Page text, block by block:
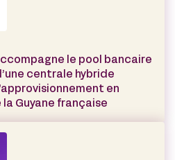
le pool bancaire
centrale hybride
en
Guyane française